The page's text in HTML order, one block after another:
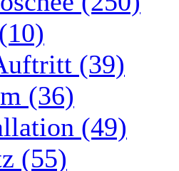
(39)
(36)
(49)
(55)